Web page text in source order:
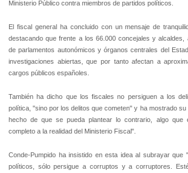
Ministerio Público contra miembros de partidos políticos.
El fiscal general ha concluido con un mensaje de
destacando que frente a los 66.000 concejales y alcaldes,
de parlamentos autonómicos y órganos centrales del
investigaciones abiertas, que por tanto afectan a
cargos públicos españoles.
También ha dicho que los fiscales no persiguen a los
política, "sino por los delitos que cometen" y ha mostrado
hecho de que se pueda plantear lo contrario, algo que
completo a la realidad del Ministerio Fiscal".
Conde-Pumpido ha insistido en esta idea al subrayar que
políticos, sólo persigue a corruptos y a corruptores.